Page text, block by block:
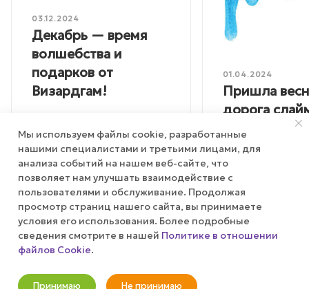
03.12.2024
Декабрь — время
волшебства и
подарков от
Визардгам!
01.04.2024
Пришла
дорога
Расширяем
Мы используем файлы cookie, разработанные
нашими специалистами и третьими лицами, для
анализа событий на нашем веб-сайте, что
позволяет нам улучшать взаимодействие с
пользователями и обслуживание. Продолжая
просмотр страниц нашего сайта, вы принимаете
условия его использования. Более подробные
сведения смотрите в нашей Политике в отношении
файлов Cookie.
Принимаю Не принимаю